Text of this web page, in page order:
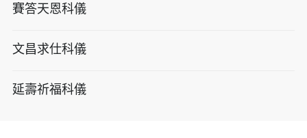
賽答天恩科儀
文昌求仕科儀
延壽祈福科儀